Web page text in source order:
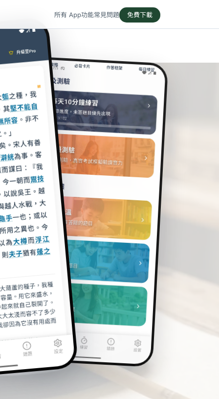
所有 App功能常見問題 免費下載